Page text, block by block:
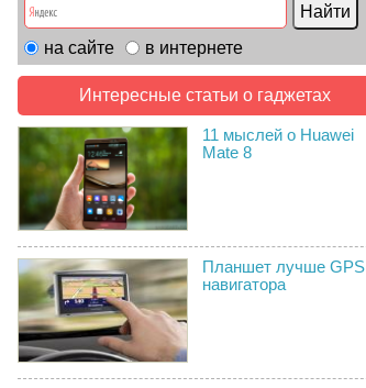
на сайте в интернете
Интересные статьи о гаджетах
11 мыслей о Huawei
Mate 8
Планшет лучше GPS
навигатора